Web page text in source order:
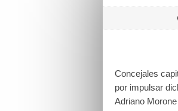
Concejales
por impulsar
Adriano